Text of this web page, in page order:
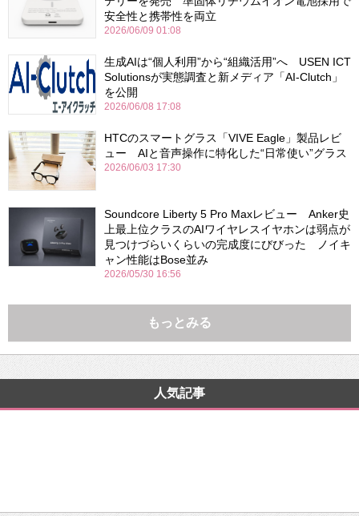
安全性と携帯性を両立
2026/06/09 01:08
生成AIは“個人利用”から“組織活用”へ USEN ICT
Solutionsが実態調査と新メディア「AI-Clutch」
を公開
2026/06/08 17:08
HTCのスマートグラス「VIVE Eagle」製品レビ
ュー AIと音声操作に特化した“日常使い”グラス
2026/06/03 17:30
Soundcore Liberty 5 Pro Maxレビュー Anker史
上最上位クラスのAIワイヤレスイヤホンは弱点が
見つけづらいくらいの完成度にびびった ノイキ
ャン性能はBose並み
2026/05/30 16:56
もっとみる
人気記事